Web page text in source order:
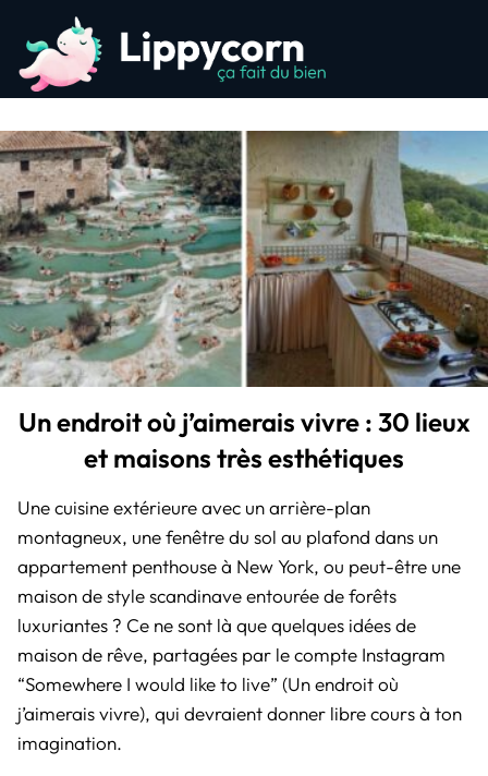
Un endroit où j’aimerais vivre : 30 lieux
et maisons très esthétiques
Une cuisine extérieure avec un arrière-plan
montagneux, une fenêtre du sol au plafond dans un
appartement penthouse à New York, ou peut-être une
maison de style scandinave entourée de forêts
luxuriantes ? Ce ne sont là que quelques idées de
maison de rêve, partagées par le compte Instagram
“Somewhere I would like to live” (Un endroit où
j’aimerais vivre), qui devraient donner libre cours à ton
imagination.